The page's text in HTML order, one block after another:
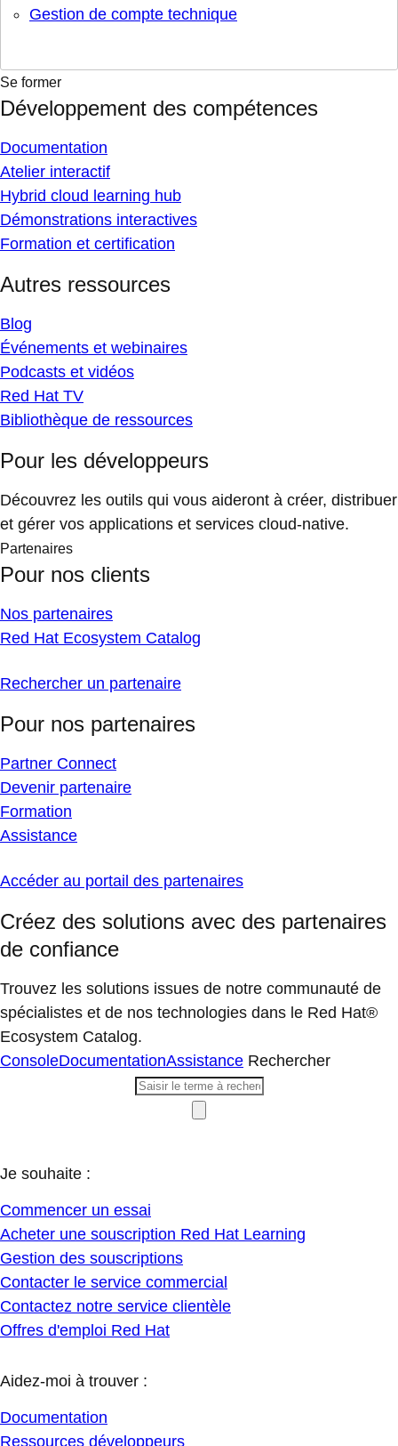
Gestion de compte technique
Se former
Développement des compétences
Documentation
Atelier interactif
Hybrid cloud learning hub
Démonstrations interactives
Formation et certification
Autres ressources
Blog
Événements et webinaires
Podcasts et vidéos
Red Hat TV
Bibliothèque de ressources
Pour les développeurs
Découvrez les outils qui vous aideront à créer, distribuer
et gérer vos applications et services cloud-native.
Partenaires
Pour nos clients
Nos partenaires
Red Hat Ecosystem Catalog
Rechercher un partenaire
Pour nos partenaires
Partner Connect
Devenir partenaire
Formation
Assistance
Accéder au portail des partenaires
Créez des solutions avec des partenaires
de confiance
Trouvez les solutions issues de notre communauté de
spécialistes et de nos technologies dans le Red Hat®
Ecosystem Catalog.
ConsoleDocumentationAssistance Rechercher
Je souhaite :
Commencer un essai
Acheter une souscription Red Hat Learning
Gestion des souscriptions
Contacter le service commercial
Contactez notre service clientèle
Offres d'emploi Red Hat
Aidez-moi à trouver :
Documentation
Ressources développeurs